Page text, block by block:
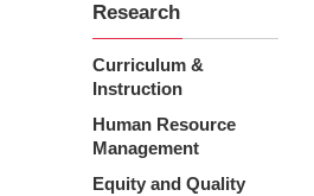
Research
Curriculum &
Instruction
Human Resource
Management
Equity and Quality